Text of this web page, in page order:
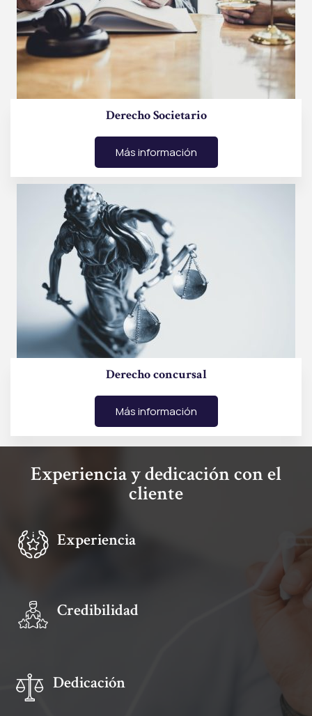
Derecho Societario
Más información
Derecho concursal
Más información
Experiencia y dedicación con el
cliente
Experiencia
Credibilidad
Dedicación